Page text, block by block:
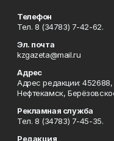
Телефон
Тел. 8 (34783) 7-42-62.
Эл. почта
kzgazeta@mail.ru
Адрес
Адрес редакции:
Нефтекамск,
Рекламная служба
Тел. 8 (34783) 7-45-35.
Редакция